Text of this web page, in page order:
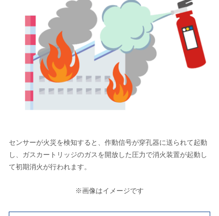
センサーが火災を検知すると、作動信号が穿孔器に送られて起動
し、ガスカートリッジのガスを開放した圧力で消火装置が起動し
て初期消火が行われます。
※画像はイメージです